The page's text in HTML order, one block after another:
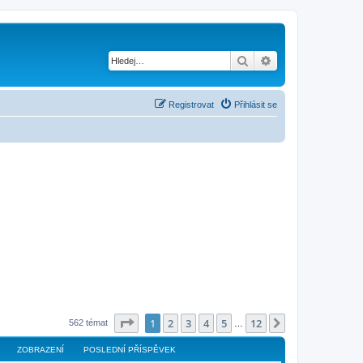
Hledat
Přihlásit se
Registrovat
562 témat Stránka z
1 2 3 4 5 12
ZOBRAZENÍ POSLEDNÍ PŘÍSPĚVEK